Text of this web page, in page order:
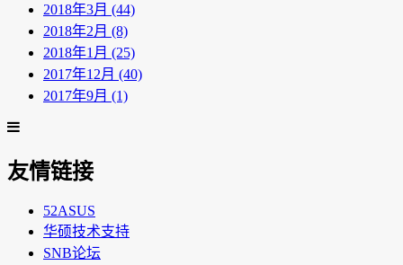
2018年3月 (44)
2018年2月 (8)
2018年1月 (25)
2017年12月 (40)
2017年9月 (1)
友情链接
52ASUS
华硕技术支持
SNB论坛